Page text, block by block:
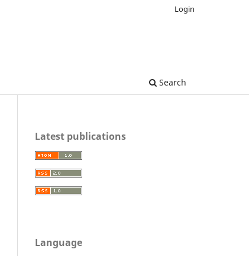
Search
Login
Latest publications
Language